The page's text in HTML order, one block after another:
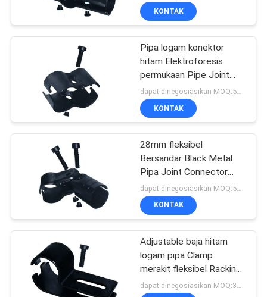
KONTAK
Pipa logam konektor
hitam Elektroforesis
permukaan Pipe Joint
untuk pipa komposit
dapat dinegosiasikan MOQ:500 Set
KONTAK
28mm fleksibel
Bersandar Black Metal
Pipa Joint Connector
Dengan Adjustable Angle
KONTAK
Adjustable baja hitam
logam pipa Clamp
merakit fleksibel Racking
System